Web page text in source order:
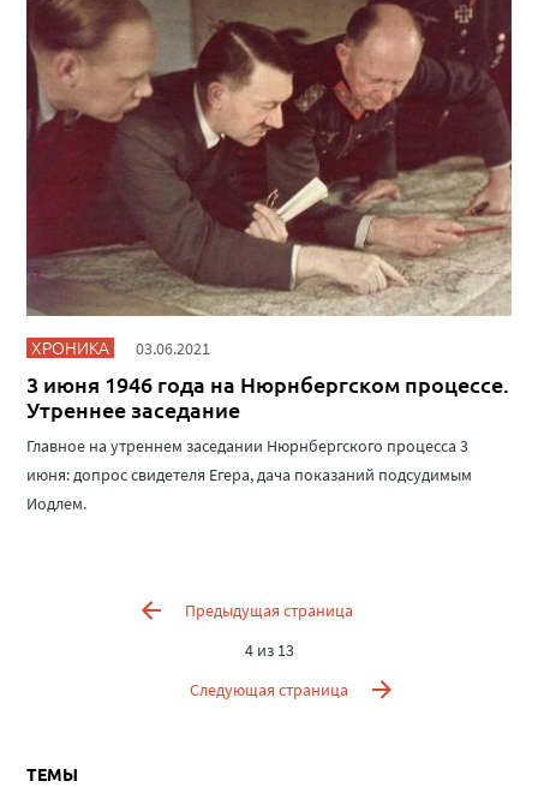
ХРОНИКА 03.06.2021
3 июня 1946 года на Нюрнбергском процессе.
Утреннее заседание
Главное на утреннем заседании Нюрнбергского процесса 3
июня: допрос свидетеля Егера, дача показаний подсудимым
Иодлем.
Предыдущая страница
4 из 13
Следующая страница
ТЕМЫ